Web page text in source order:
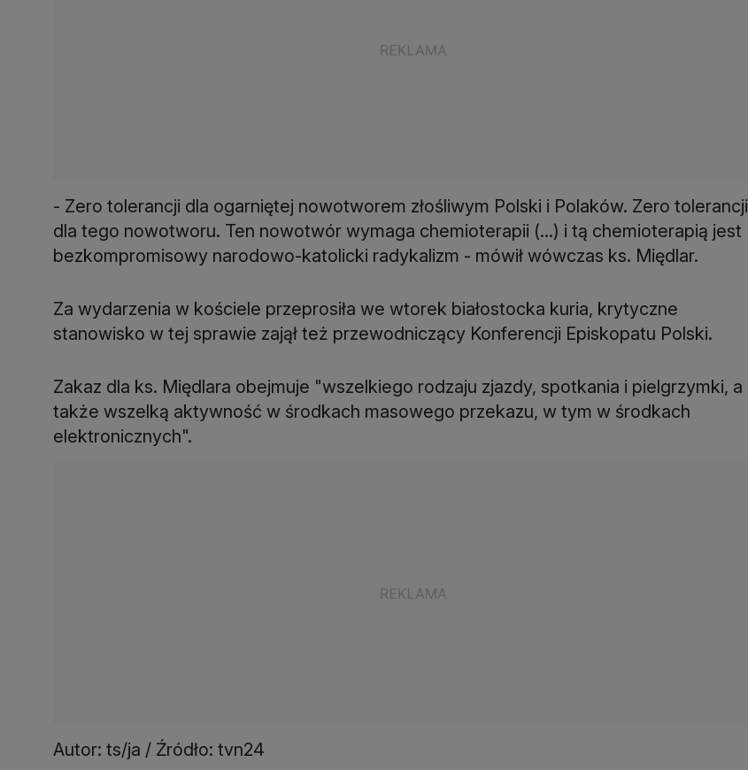
- Zero tolerancji dla ogarniętej nowotworem złośliwym Polski i Polaków. Zero tolerancji
dla tego nowotworu. Ten nowotwór wymaga chemioterapii (...) i tą chemioterapią jest
bezkompromisowy narodowo-katolicki radykalizm - mówił wówczas ks. Międlar.
Za wydarzenia w kościele przeprosiła we wtorek białostocka kuria, krytyczne
stanowisko w tej sprawie zajął też przewodniczący Konferencji Episkopatu Polski.
Zakaz dla ks. Międlara obejmuje "wszelkiego rodzaju zjazdy, spotkania i pielgrzymki, a
także wszelką aktywność w środkach masowego przekazu, w tym w środkach
elektronicznych".
Autor: ts/ja / Źródło: tvn24